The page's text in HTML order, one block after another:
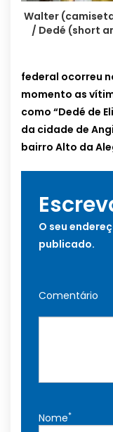
Walter
/ Dedé (short
federal ocorreu
momento as
como “Dedé de
da cidade de
bairro Alto da
O seu
publicado.
Comentário
Nome*